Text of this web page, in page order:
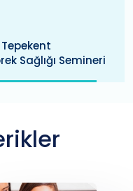
Sağlığı Semineri